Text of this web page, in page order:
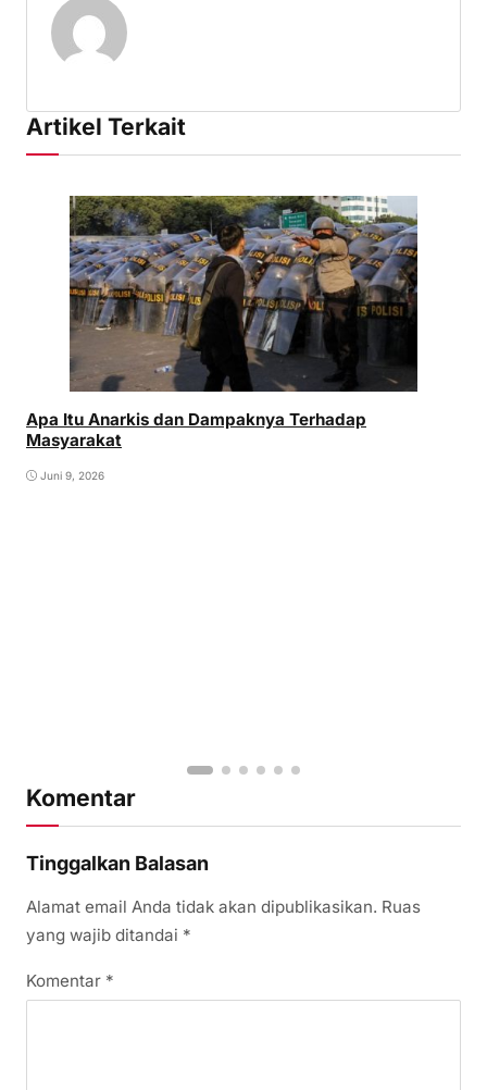
Artikel Terkait
Apa Itu Anarkis dan Dampaknya Terhadap
Masyarakat
Juni 9, 2026
Komentar
Tinggalkan Balasan
Alamat email Anda tidak akan dipublikasikan. Ruas
yang wajib ditandai *
Komentar *